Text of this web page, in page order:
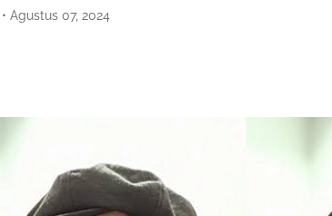
• Agustus 07, 2024